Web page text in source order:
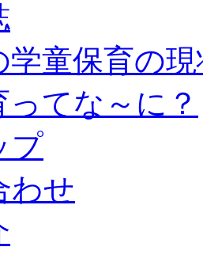
学童保育の
てな～に？
プ
わせ